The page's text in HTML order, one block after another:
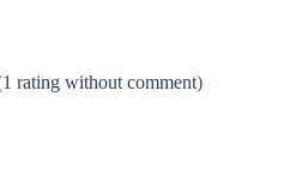
1 rating without comment)